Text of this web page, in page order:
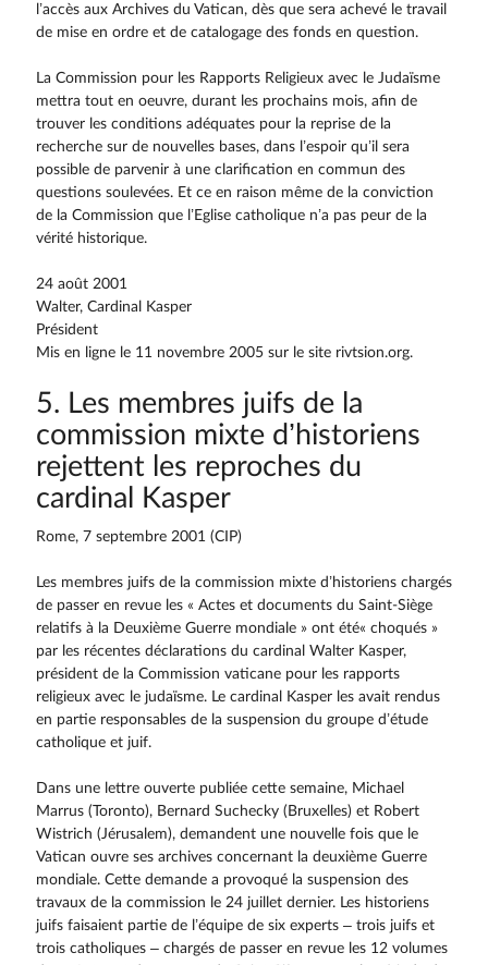
l’accès aux Archives du Vatican, dès que sera achevé le travail
de mise en ordre et de catalogage des fonds en question.
La Commission pour les Rapports Religieux avec le Judaïsme
mettra tout en oeuvre, durant les prochains mois, afin de
trouver les conditions adéquates pour la reprise de la
recherche sur de nouvelles bases, dans l’espoir qu’il sera
possible de parvenir à une clarification en commun des
questions soulevées. Et ce en raison même de la conviction
de la Commission que l’Eglise catholique n’a pas peur de la
vérité historique.
24 août 2001
Walter, Cardinal Kasper
Président
Mis en ligne le 11 novembre 2005 sur le site rivtsion.org.
5. Les membres juifs de la
commission mixte d’historiens
rejettent les reproches du
cardinal Kasper
Rome, 7 septembre 2001 (CIP)
Les membres juifs de la commission mixte d’historiens chargés
de passer en revue les « Actes et documents du Saint-Siège
relatifs à la Deuxième Guerre mondiale » ont été« choqués »
par les récentes déclarations du cardinal Walter Kasper,
président de la Commission vaticane pour les rapports
religieux avec le judaïsme. Le cardinal Kasper les avait rendus
en partie responsables de la suspension du groupe d’étude
catholique et juif.
Dans une lettre ouverte publiée cette semaine, Michael
Marrus (Toronto), Bernard Suchecky (Bruxelles) et Robert
Wistrich (Jérusalem), demandent une nouvelle fois que le
Vatican ouvre ses archi­ves concernant la deuxième Guerre
mondiale. Cette demande a provoqué la suspension des
travaux de la commission le 24 juillet dernier. Les historiens
juifs faisaient partie de l’équipe de six experts – trois juifs et
trois catholiques – chargés de passer en revue les 12 volumes